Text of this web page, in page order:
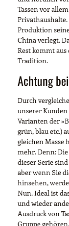
Tassen vor
Produktion
China verlegt.
Rest kommt
Tradition.
Achtung
Durch
unserer
Varianten der
grün, blau etc.)
gleichen Masse
mehr. Denn:
dieser Serie
aber wenn Sie
hinsehen,
Nun. Ideal ist
und wieder
Ausdruck von
Gruppe